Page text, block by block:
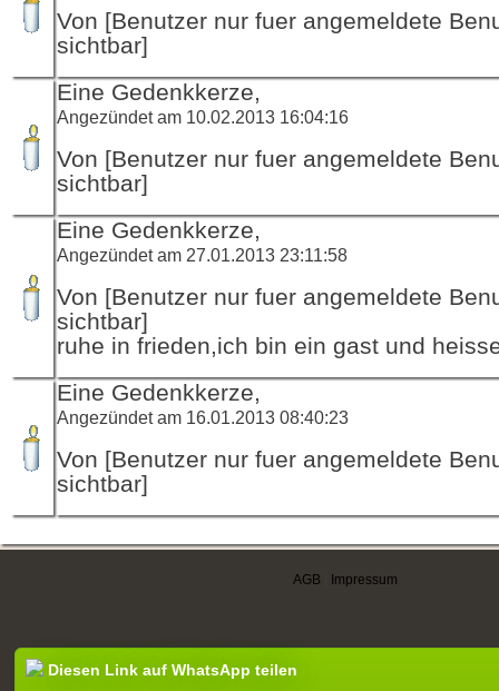
Von [Benutzer nur fuer angemeldete
sichtbar]
Eine Gedenkkerze,
Angezündet am 10.02.2013 16:04:16
Von [Benutzer nur fuer angemeldete
sichtbar]
Eine Gedenkkerze,
Angezündet am 27.01.2013 23:11:58
Von [Benutzer nur fuer angemeldete
sichtbar]
ruhe in frieden,ich bin ein gast und
Eine Gedenkkerze,
Angezündet am 16.01.2013 08:40:23
Von [Benutzer nur fuer angemeldete
sichtbar]
AGB Impressum
Diesen Link auf WhatsApp teilen